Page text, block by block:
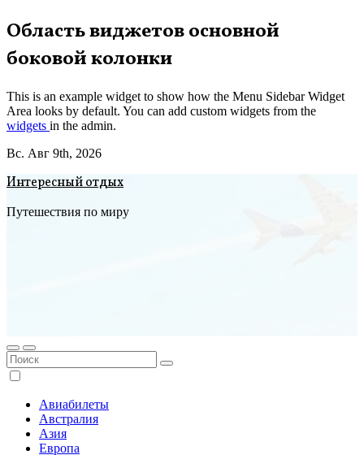
Перейти
к
содержимому
Область виджетов основной
боковой колонки
This is an example widget to show how the Menu Sidebar Widget
Area looks by default. You can add custom widgets from the
widgets in the admin.
Вс. Авг 9th, 2026
Интересный отдых
Путешествия по миру
Авиабилеты
Австралия
Азия
Европа